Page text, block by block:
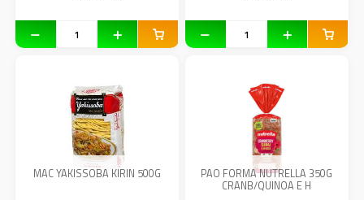
MAC YAKISSOBA KIRIN 500G PAO FORMA NUTRELLA 350G
CRANB/QUINOA E H